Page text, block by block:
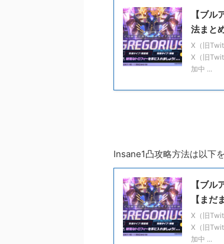
【ブ
法まと
X（旧
X（旧
加中 ...
Insane1凸攻略方法は以下
【ブ
【まだ
X（旧
X（旧
加中 ...